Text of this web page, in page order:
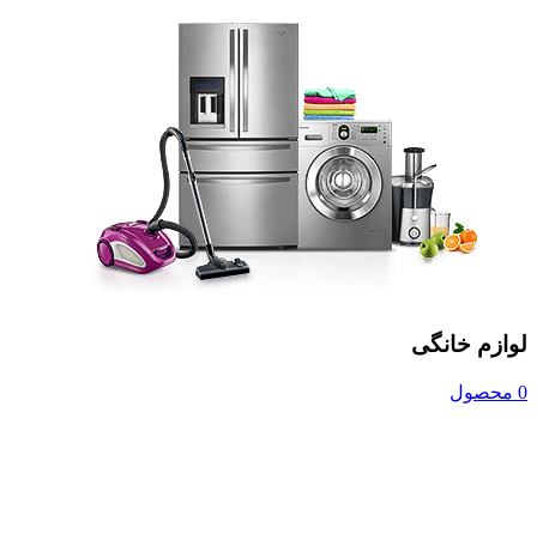
لوازم خانگی
0 محصول